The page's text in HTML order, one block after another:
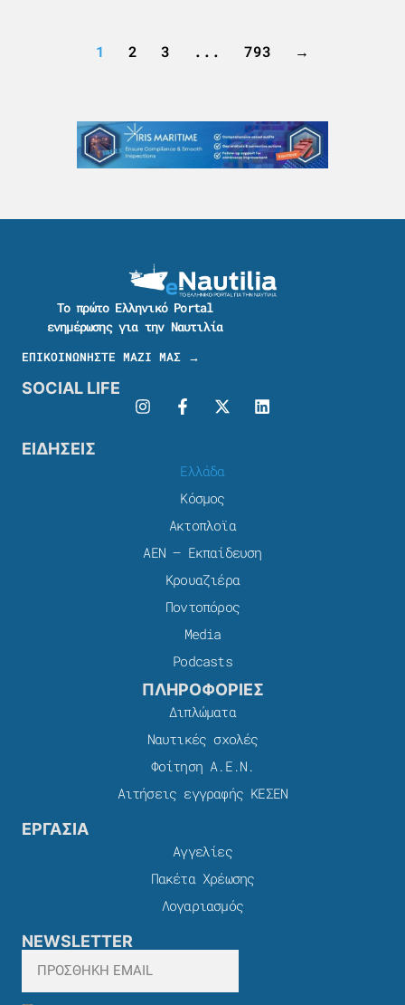
1 2 3 ... 793 →
Το πρώτο Ελληνικό Portal
ενημέρωσης για την Ναυτιλία
ΕΠΙΚΟΙΝΩΝΗΣΤΕ ΜΑΖΙ ΜΑΣ →
SOCIAL LIFE
ΕΙΔΗΣΕΙΣ
Ελλάδα
Κόσμος
Ακτοπλοϊα
ΑΕΝ – Εκπαίδευση
Κρουαζιέρα
Ποντοπόρος
Media
Podcasts
ΠΛΗΡΟΦΟΡΙΕΣ
Διπλώματα
Ναυτικές σχολές
Φοίτηση Α.Ε.Ν.
Αιτήσεις εγγραφής ΚΕΣΕΝ
ΕΡΓΑΣΙΑ
Αγγελίες
Πακέτα Χρέωσης​
Λογαριασμός
NEWSLETTER